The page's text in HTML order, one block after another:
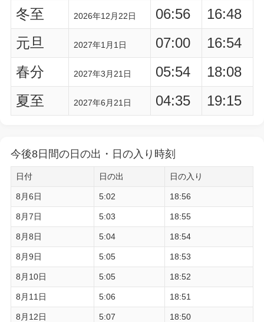
冬至
2026年12月22日 06:56
16:48
元旦
2027年1月1日 07:00
16:54
春分
2027年3月21日 05:54
18:08
夏至
2027年6月21日 04:35 19:15
今後8日間の日の出・日の入り時刻
日付 日の出 日の入り
8月6日 5:02 18:56
8月7日 5:03 18:55
8月8日 5:04 18:54
8月9日 5:05 18:53
8月10日 5:05 18:52
8月11日 5:06 18:51
8月12日 5:07 18:50